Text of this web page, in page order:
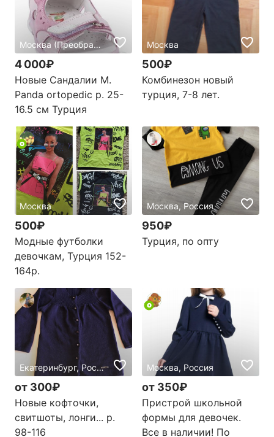
Москва (Преображенская площадь), Россия
4 000₽
Новые Сандалии M.
Panda ortopedic р. 25-
16.5 см Турция
Москва
500₽
Комбинезон новый
турция, 7-8 лет.
Москва
500₽
Модные футболки
девочкам, Турция 152-
164р.
Москва, Россия
950₽
Турция, по опту
Екатеринбург, Россия
от 300₽
Новые кофточки,
свитшоты, лонги... р.
98-116
Москва, Россия
от 350₽
Пристрой школьной
формы для девочек.
Все в наличии! По